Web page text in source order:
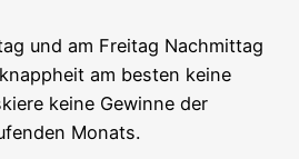
und am Frei­tag Nach­mit­tag
am bes­ten kei­ne
kei­ne Gewin­ne der
Monats.